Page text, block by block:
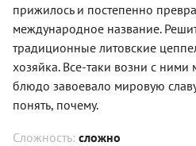
прижилось и постепенно
международное название.
традиционные литовские
хозяйка. Все-таки возни с ними
блюдо завоевало мировую
понять, почему.
Сложность: сложно